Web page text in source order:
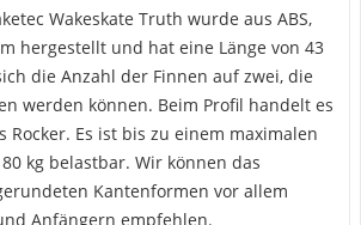
Wakeskate Truth wurde aus ABS,
hergestellt und hat eine Länge von 43
die Anzahl der Finnen auf zwei, die
werden können. Beim Profil handelt es
Rocker. Es ist bis zu einem maximalen
kg belastbar. Wir können das
Kantenformen vor allem
Anfängern empfehlen.